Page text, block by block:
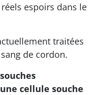
espoirs dans le
traitées
de cordon.
cellule souche